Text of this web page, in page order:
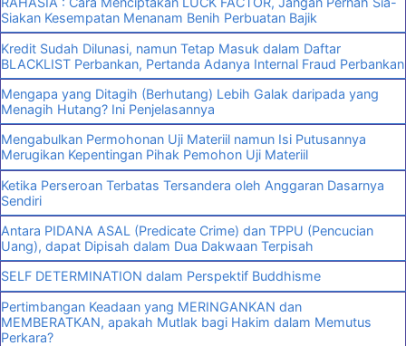
Siakan Kesempatan Menanam Benih Perbuatan Bajik
Kredit Sudah Dilunasi, namun Tetap Masuk dalam Daftar
BLACKLIST Perbankan, Pertanda Adanya Internal Fraud Perbankan
Mengapa yang Ditagih (Berhutang) Lebih Galak daripada yang
Menagih Hutang? Ini Penjelasannya
Mengabulkan Permohonan Uji Materiil namun Isi Putusannya
Merugikan Kepentingan Pihak Pemohon Uji Materiil
Ketika Perseroan Terbatas Tersandera oleh Anggaran Dasarnya
Sendiri
Antara PIDANA ASAL (Predicate Crime) dan TPPU (Pencucian
Uang), dapat Dipisah dalam Dua Dakwaan Terpisah
SELF DETERMINATION dalam Perspektif Buddhisme
Pertimbangan Keadaan yang MERINGANKAN dan
MEMBERATKAN, apakah Mutlak bagi Hakim dalam Memutus
Perkara?